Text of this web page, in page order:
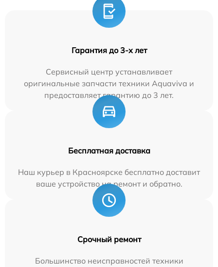
Гарантия до 3-х лет
Сервисный центр устанавливает
оригинальные запчасти техники Aquaviva и
предоставляет гарантию до 3 лет.
Бесплатная доставка
Наш курьер в Красноярске бесплатно доставит
ваше устройство на ремонт и обратно.
Срочный ремонт
Большинство неисправностей техники